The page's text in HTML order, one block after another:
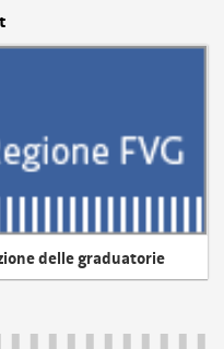
delle graduatorie